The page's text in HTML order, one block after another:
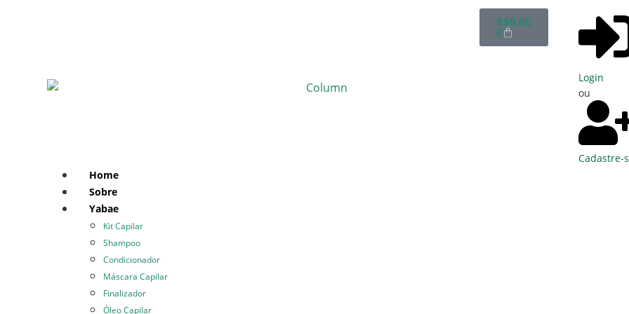
R$0,00
0
Login
ou
Cadastre-
Home
Sobre
Yabae
Kit Capilar
Shampoo
Condicionador
Máscara Capilar
Finalizador
Óleo Capilar